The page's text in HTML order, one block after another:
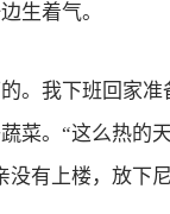
生着气。
。我下班回家
菜。“这么热的
有上楼，放下